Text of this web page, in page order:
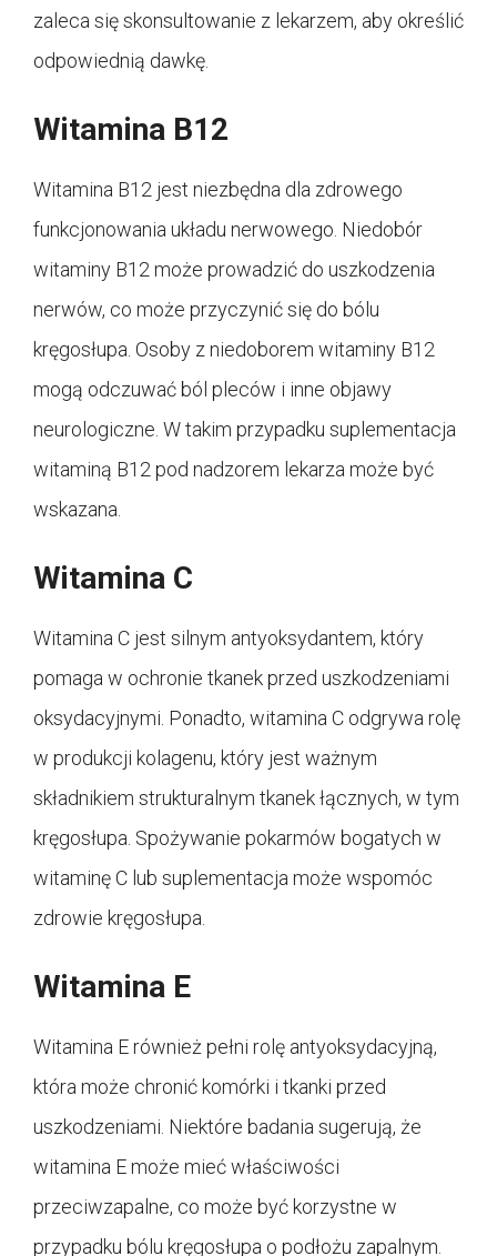
zaleca się skonsultowanie z lekarzem, aby określić
odpowiednią dawkę.
Witamina B12
Witamina B12 jest niezbędna dla zdrowego
funkcjonowania układu nerwowego. Niedobór
witaminy B12 może prowadzić do uszkodzenia
nerwów, co może przyczynić się do bólu
kręgosłupa. Osoby z niedoborem witaminy B12
mogą odczuwać ból pleców i inne objawy
neurologiczne. W takim przypadku suplementacja
witaminą B12 pod nadzorem lekarza może być
wskazana.
Witamina C
Witamina C jest silnym antyoksydantem, który
pomaga w ochronie tkanek przed uszkodzeniami
oksydacyjnymi. Ponadto, witamina C odgrywa rolę
w produkcji kolagenu, który jest ważnym
składnikiem strukturalnym tkanek łącznych, w tym
kręgosłupa. Spożywanie pokarmów bogatych w
witaminę C lub suplementacja może wspomóc
zdrowie kręgosłupa.
Witamina E
Witamina E również pełni rolę antyoksydacyjną,
która może chronić komórki i tkanki przed
uszkodzeniami. Niektóre badania sugerują, że
witamina E może mieć właściwości
przeciwzapalne, co może być korzystne w
przypadku bólu kręgosłupa o podłożu zapalnym.